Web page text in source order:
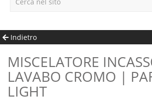
Indietro
MISCELATORE INCASSO
LAVABO CROMO |
LIGHT